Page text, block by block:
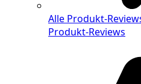
Alle Produkt-
Produkt-Reviews